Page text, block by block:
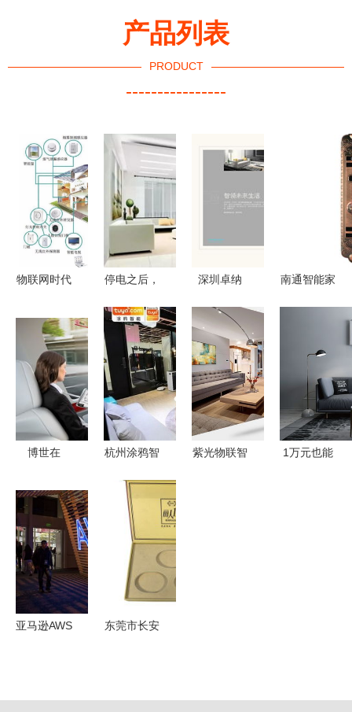
产品列表
PRODUCT
----------------
物联网时代
与智能家居
设备的深度
对比
停电之后，
剩“傻”家电
了吗？
深圳卓纳
设计，点亮
智能家居品
牌未来
南通智能家
智能锁的指
南
博世在
CES展上展
示未来交通
与智能家居
的互联方案
杭州涂鸦智
家居App开
发的特点与
设备生态解
析
紫光物联智
1万元也能
亚马逊AWS
东莞市长安